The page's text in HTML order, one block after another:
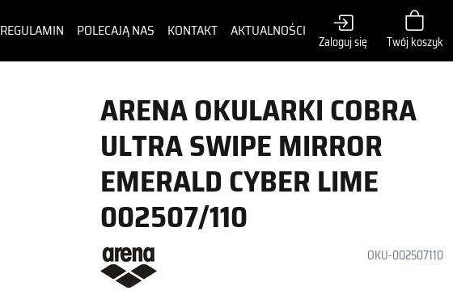
Zaloguj się Twój koszyk
REGULAMIN POLECAJĄ NAS KONTAKT AKTUALNOŚCI
ARENA OKULARKI COBRA
ULTRA SWIPE MIRROR
EMERALD CYBER LIME
002507/110
OKU-002507110